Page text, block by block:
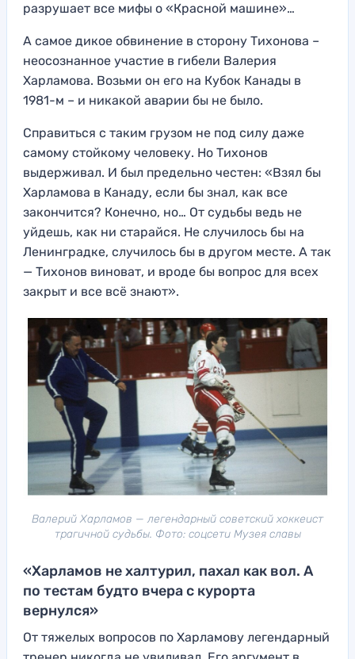
разрушает все мифы о «Красной машине»…
А самое дикое обвинение в сторону Тихонова –
неосознанное участие в гибели Валерия
Харламова. Возьми он его на Кубок Канады в
1981-м – и никакой аварии бы не было.
Справиться с таким грузом не под силу даже
самому стойкому человеку. Но Тихонов
выдерживал. И был предельно честен: «Взял бы
Харламова в Канаду, если бы знал, как все
закончится? Конечно, но… От судьбы ведь не
уйдешь, как ни старайся. Не случилось бы на
Ленинградке, случилось бы в другом месте. А так
— Тихонов виноват, и вроде бы вопрос для всех
закрыт и все всё знают».
Валерий Харламов — легендарный советский хоккеист
трагичной судьбы. Фото: соцсети Музея славы
«Харламов не халтурил, пахал как вол. А
по тестам будто вчера с курорта
вернулся»
От тяжелых вопросов по Харламову легендарный